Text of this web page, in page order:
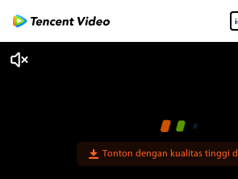
Tonton dengan kualitas tinggi